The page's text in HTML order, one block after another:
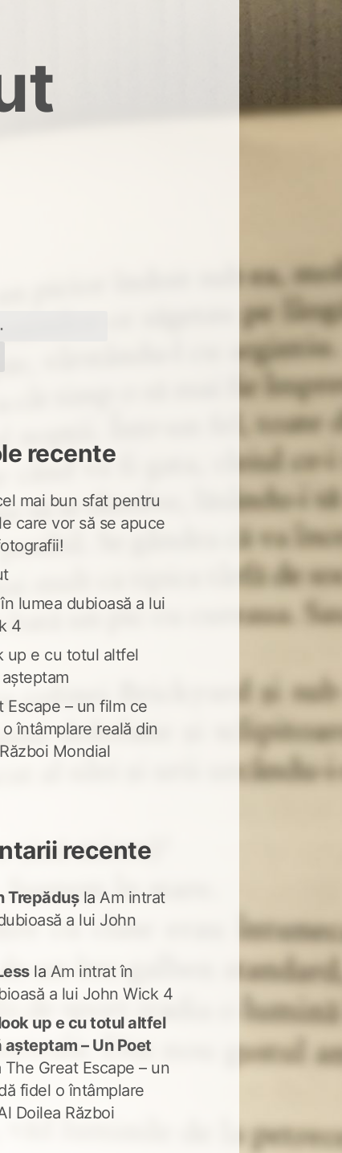
recente
mai bun sfat pentru
care vor să se apuce
lumea dubioasă a lui
4
up e cu totul altfel
Escape – un film ce
întâmplare reală din
Mondial
recente
Trepădușla Am intrat
a lui John
la Am intrat în
a lui John Wick 4
up e cu totul altfel
– Un Poet
The Great Escape – un
fidel o întâmplare
Doilea Război